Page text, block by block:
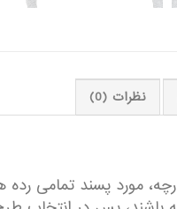
نظرات (0)
مورد پسند تمامی